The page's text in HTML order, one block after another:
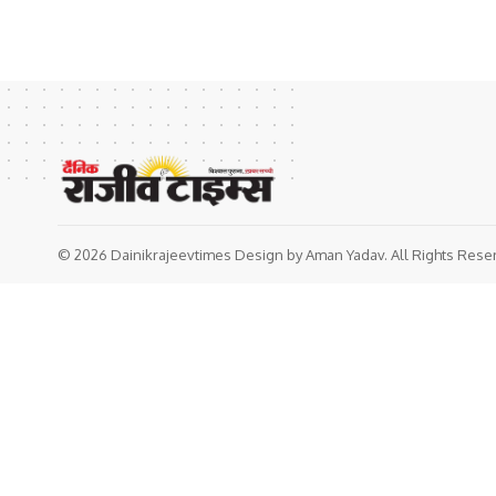
© 2026 Dainikrajeevtimes Design by Aman Yadav. All Rights